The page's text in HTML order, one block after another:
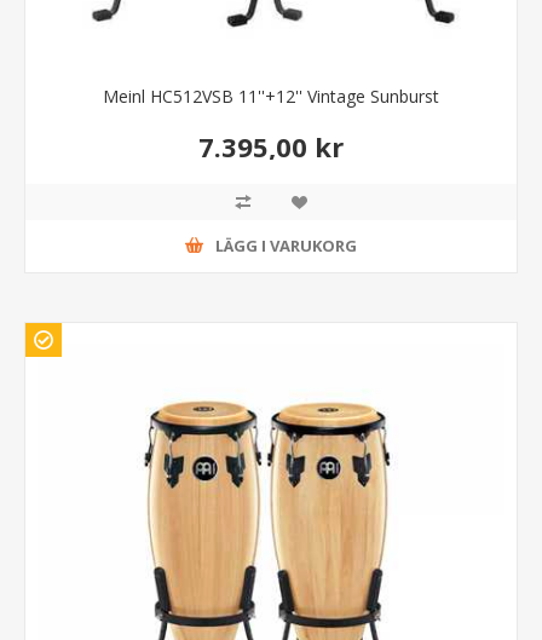
Meinl HC512VSB 11''+12'' Vintage Sunburst
7.395,00 kr
LÄGG I VARUKORG